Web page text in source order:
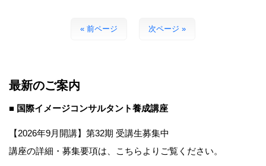
« 前ページ 次ページ »
最新のご案内
■ 国際イメージコンサルタント養成講座
【2026年9月開講】第32期 受講生募集中
講座の詳細・募集要項は、こちらよりご覧ください。